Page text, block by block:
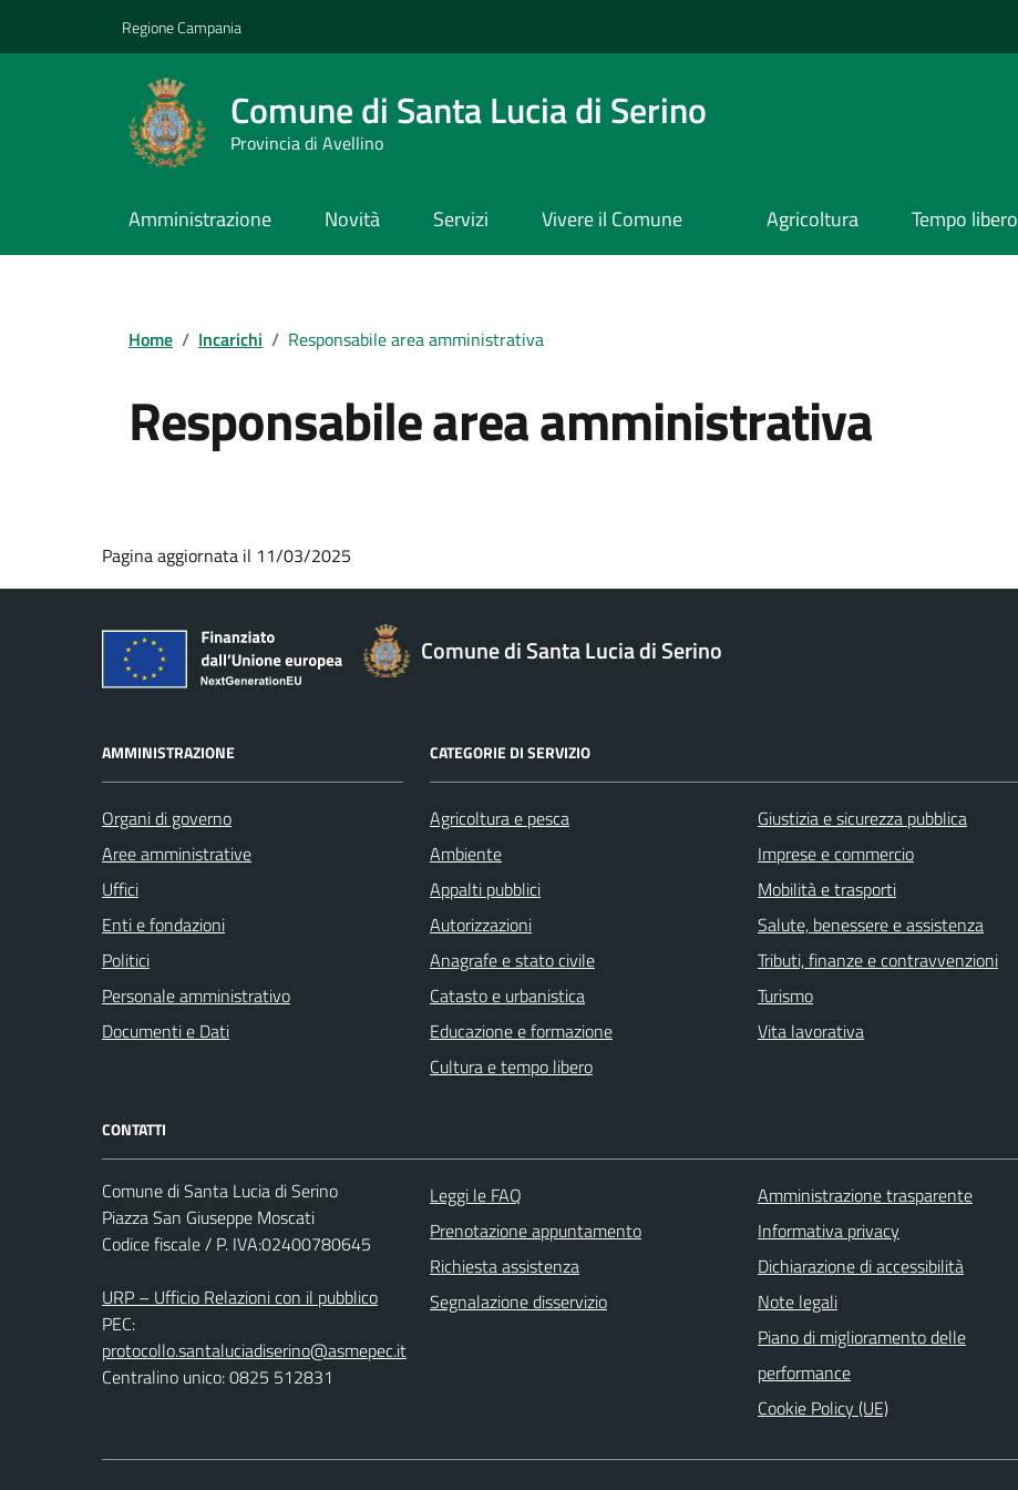
Regione Campania
Comune di Santa Lucia di Serino
Provincia di Avellino
Amministrazione Novità Servizi Vivere il Comune Agricoltura Tempo libero
Home / Incarichi / Responsabile area amministrativa
Responsabile area amministrativa
Pagina aggiornata il 11/03/2025
Comune di Santa Lucia di Serino
AMMINISTRAZIONE
Organi di governo
Aree amministrative
Uffici
Enti e fondazioni
Politici
Personale amministrativo
Documenti e Dati
CATEGORIE DI SERVIZIO
Agricoltura e pesca
Ambiente
Appalti pubblici
Autorizzazioni
Anagrafe e stato civile
Catasto e urbanistica
Educazione e formazione
Cultura e tempo libero
Giustizia e sicurezza pubblica
Imprese e commercio
Mobilità e trasporti
Salute, benessere e assistenza
Tributi, finanze e contravvenzioni
Turismo
Vita lavorativa
CONTATTI
Comune di Santa Lucia di Serino
Piazza San Giuseppe Moscati
Codice fiscale / P. IVA:02400780645
URP – Ufficio Relazioni con il pubblico
PEC:
protocollo.santaluciadiserino@asmepec.it
Centralino unico: 0825 512831
Leggi le FAQ
Prenotazione appuntamento
Richiesta assistenza
Segnalazione disservizio
Amministrazione trasparente
Informativa privacy
Dichiarazione di accessibilità
Note legali
Piano di miglioramento delle
performance
Cookie Policy (UE)